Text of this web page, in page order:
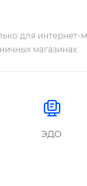
для интернет-
магазинах
ЭДО